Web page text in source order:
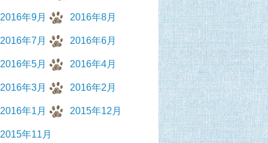
2016年9月 2016年8月
2016年7月 2016年6月
2016年5月 2016年4月
2016年3月 2016年2月
2016年1月 2015年12月
2015年11月